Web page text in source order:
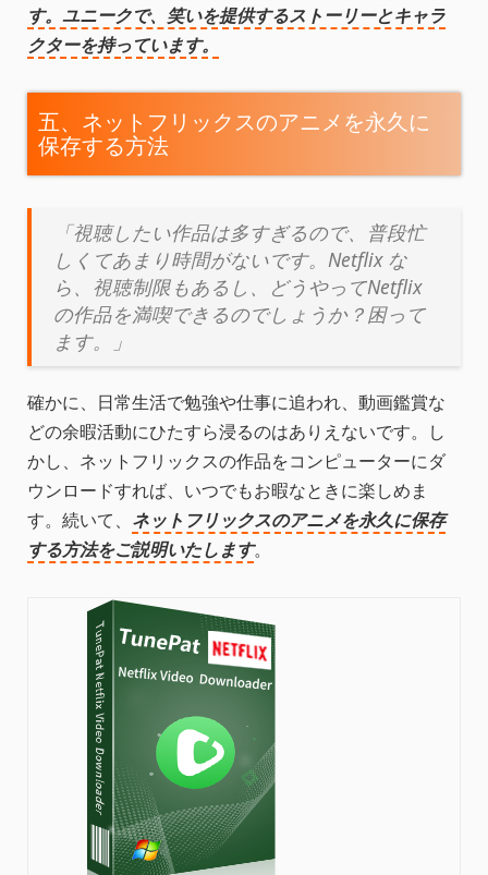
す。ユニークで、笑いを提供するストーリーとキャラ
クターを持っています。
五、ネットフリックスのアニメを永久に
保存する方法
「視聴したい作品は多すぎるので、普段忙
しくてあまり時間がないです。Netflix な
ら、視聴制限もあるし、どうやってNetflix
の作品を満喫できるのでしょうか？困って
ます。」
確かに、日常生活で勉強や仕事に追われ、動画鑑賞な
どの余暇活動にひたすら浸るのはありえないです。し
かし、ネットフリックスの作品をコンピューターにダ
ウンロードすれば、いつでもお暇なときに楽しめま
す。続いて、 ネットフリックスのアニメを永久に保存
する方法をご説明いたします。